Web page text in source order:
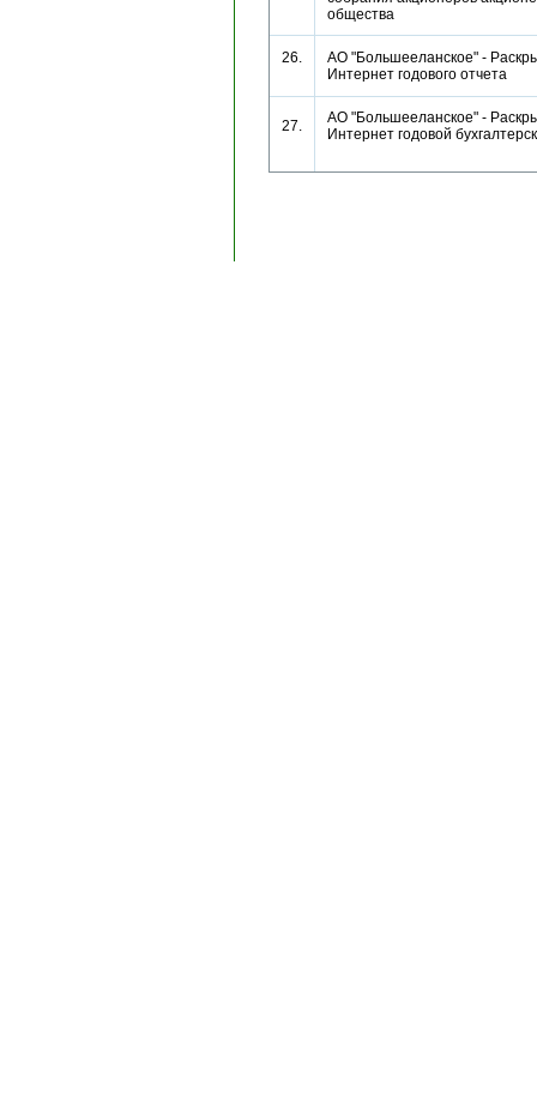
общества
26.
АО "Большееланское" -
Интернет годового отчета
27.
АО "Большееланское" -
Интернет годовой